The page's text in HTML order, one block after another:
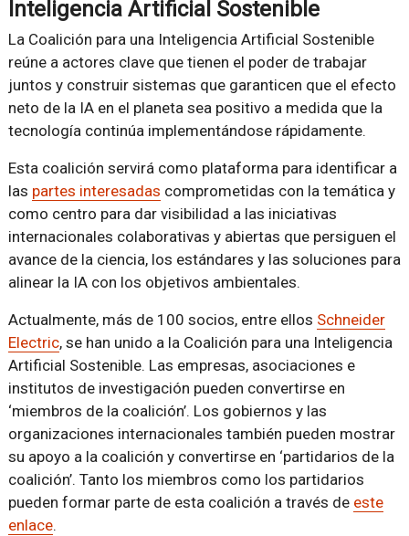
Inteligencia Artificial Sostenible
La Coalición para una Inteligencia Artificial Sostenible
reúne a actores clave que tienen el poder de trabajar
juntos y construir sistemas que garanticen que el efecto
neto de la IA en el planeta sea positivo a medida que la
tecnología continúa implementándose rápidamente.
Esta coalición servirá como plataforma para identificar a
las partes interesadas comprometidas con la temática y
como centro para dar visibilidad a las iniciativas
internacionales colaborativas y abiertas que persiguen el
avance de la ciencia, los estándares y las soluciones para
alinear la IA con los objetivos ambientales.
Actualmente, más de 100 socios, entre ellos Schneider
Electric, se han unido a la Coalición para una Inteligencia
Artificial Sostenible. Las empresas, asociaciones e
institutos de investigación pueden convertirse en
‘miembros de la coalición’. Los gobiernos y las
organizaciones internacionales también pueden mostrar
su apoyo a la coalición y convertirse en ‘partidarios de la
coalición’. Tanto los miembros como los partidarios
pueden formar parte de esta coalición a través de este
enlace.